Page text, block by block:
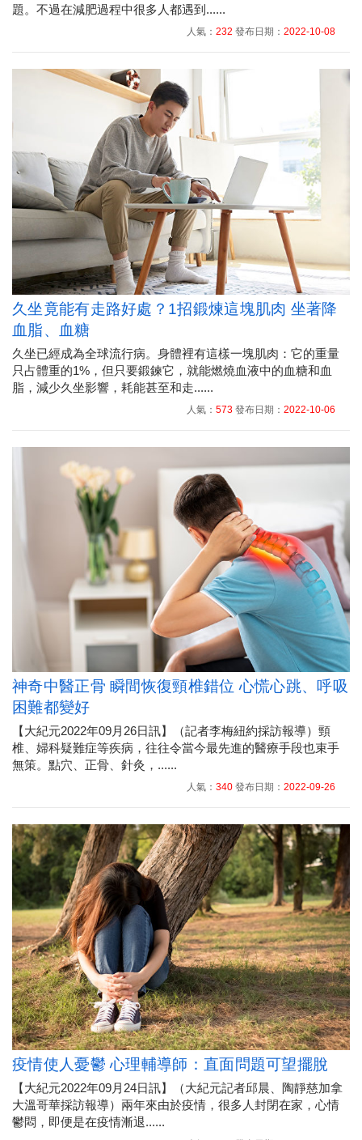
題。不過在減肥過程中很多人都遇到......
人氣： 232 發布日期： 2022-10-08
久坐竟能有走路好處？1招鍛煉這塊肌肉 坐著降
血脂、血糖
久坐已經成為全球流行病。身體裡有這樣一塊肌肉：它的重量
只占體重的1%，但只要鍛鍊它，就能燃燒血液中的血糖和血
脂，減少久坐影響，耗能甚至和走......
人氣： 573 發布日期： 2022-10-06
神奇中醫正骨 瞬間恢復頸椎錯位 心慌心跳、呼吸
困難都變好
【大紀元2022年09月26日訊】（記者李梅紐約採訪報導）頸
椎、婦科疑難症等疾病，往往令當今最先進的醫療手段也束手
無策。點穴、正骨、針灸，......
人氣： 340 發布日期： 2022-09-26
疫情使人憂鬱 心理輔導師：直面問題可望擺脫
【大紀元2022年09月24日訊】（大紀元記者邱晨、陶靜慈加拿
大溫哥華採訪報導）兩年來由於疫情，很多人封閉在家，心情
鬱悶，即便是在疫情漸退......